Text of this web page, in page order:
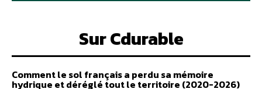
Sur Cdurable
Comment le sol français a perdu sa mémoire
hydrique et déréglé tout le territoire (2020-2026)